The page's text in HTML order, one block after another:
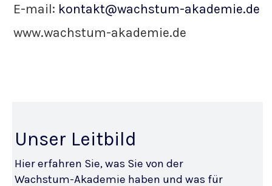
E-mail: kontakt@wachstum-akademie.de
www.wachstum-akademie.de
Unser Leitbild
Hier erfahren Sie, was Sie von der
Wachstum-Akademie haben und was für